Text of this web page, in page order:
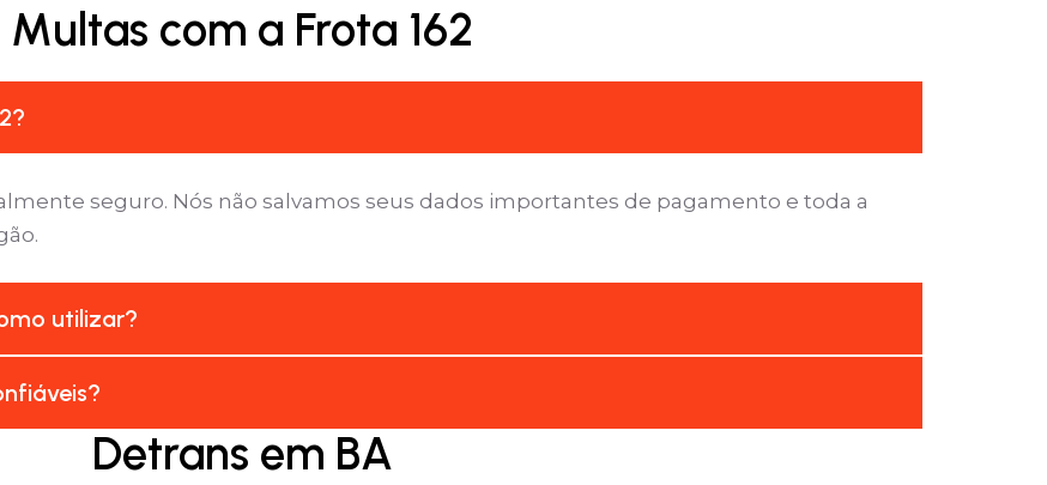
Multas com a Frota 162
seguro. Nós não salvamos seus dados importantes de pagamento e toda a
utilizar?
Detrans em BA